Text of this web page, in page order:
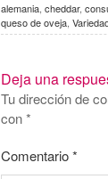
alemania cheddar,
queso de oveja
Deja una
Tu dirección de
con*
Comentario*